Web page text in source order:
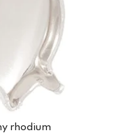
rhodium